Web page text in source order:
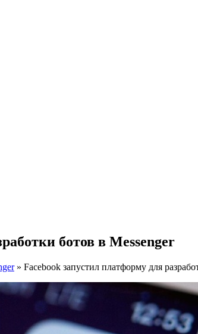
ботов в Messenger
» Facebook запустил платформу для